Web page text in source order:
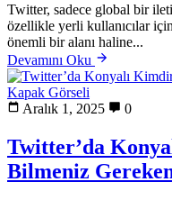
Twitter, sadece global bir
özellikle yerli kullanıcılar
önemli bir alanı haline...
Devamını Oku
Aralık 1, 2025 0
Twitter’da
Bilmeniz